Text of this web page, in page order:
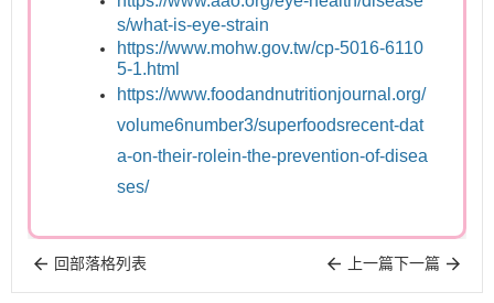
s/what-is-eye-strain
https://www.mohw.gov.tw/cp-5016-6110
5-1.html
https://www.foodandnutritionjournal.org/
volume6number3/superfoodsrecent-dat
a-on-their-rolein-the-prevention-of-disea
ses/
回部落格列表 上一篇下一篇